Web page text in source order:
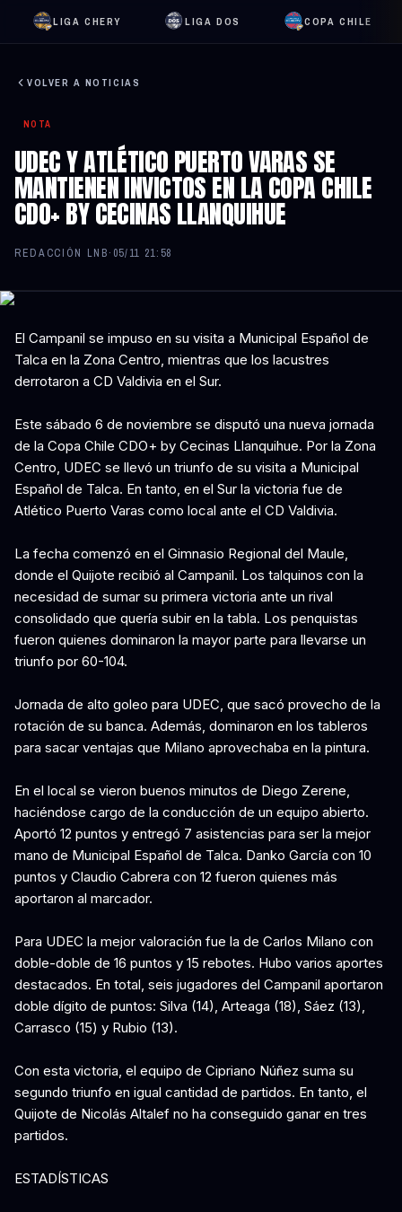
LIGA CHERY LIGA DOS COPA CHILE
VOLVER A NOTICIAS
NOTA
UDEC Y ATLÉTICO PUERTO VARAS SE
MANTIENEN INVICTOS EN LA COPA CHILE
CDO+ BY CECINAS LLANQUIHUE
REDACCIÓN LNB· 05/11 21:58
El Campanil se impuso en su visita a Municipal Español de
Talca en la Zona Centro, mientras que los lacustres
derrotaron a CD Valdivia en el Sur.
Este sábado 6 de noviembre se disputó una nueva jornada
de la Copa Chile CDO+ by Cecinas Llanquihue. Por la Zona
Centro, UDEC se llevó un triunfo de su visita a Municipal
Español de Talca. En tanto, en el Sur la victoria fue de
Atlético Puerto Varas como local ante el CD Valdivia.
La fecha comenzó en el Gimnasio Regional del Maule,
donde el Quijote recibió al Campanil. Los talquinos con la
necesidad de sumar su primera victoria ante un rival
consolidado que quería subir en la tabla. Los penquistas
fueron quienes dominaron la mayor parte para llevarse un
triunfo por 60-104.
Jornada de alto goleo para UDEC, que sacó provecho de la
rotación de su banca. Además, dominaron en los tableros
para sacar ventajas que Milano aprovechaba en la pintura.
En el local se vieron buenos minutos de Diego Zerene,
haciéndose cargo de la conducción de un equipo abierto.
Aportó 12 puntos y entregó 7 asistencias para ser la mejor
mano de Municipal Español de Talca. Danko García con 10
puntos y Claudio Cabrera con 12 fueron quienes más
aportaron al marcador.
Para UDEC la mejor valoración fue la de Carlos Milano con
doble-doble de 16 puntos y 15 rebotes. Hubo varios aportes
destacados. En total, seis jugadores del Campanil aportaron
doble dígito de puntos: Silva (14), Arteaga (18), Sáez (13),
Carrasco (15) y Rubio (13).
Con esta victoria, el equipo de Cipriano Núñez suma su
segundo triunfo en igual cantidad de partidos. En tanto, el
Quijote de Nicolás Altalef no ha conseguido ganar en tres
partidos.
ESTADÍSTICAS